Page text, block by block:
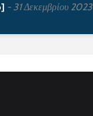
31 Δεκεμβρίου 2023